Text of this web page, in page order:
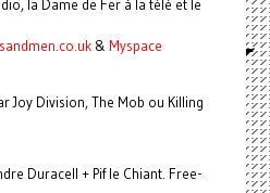
la Dame de Fer à la télé et le
& Myspace
Joy Division, The Mob ou Killing
Duracell + Pif le Chiant. Free-